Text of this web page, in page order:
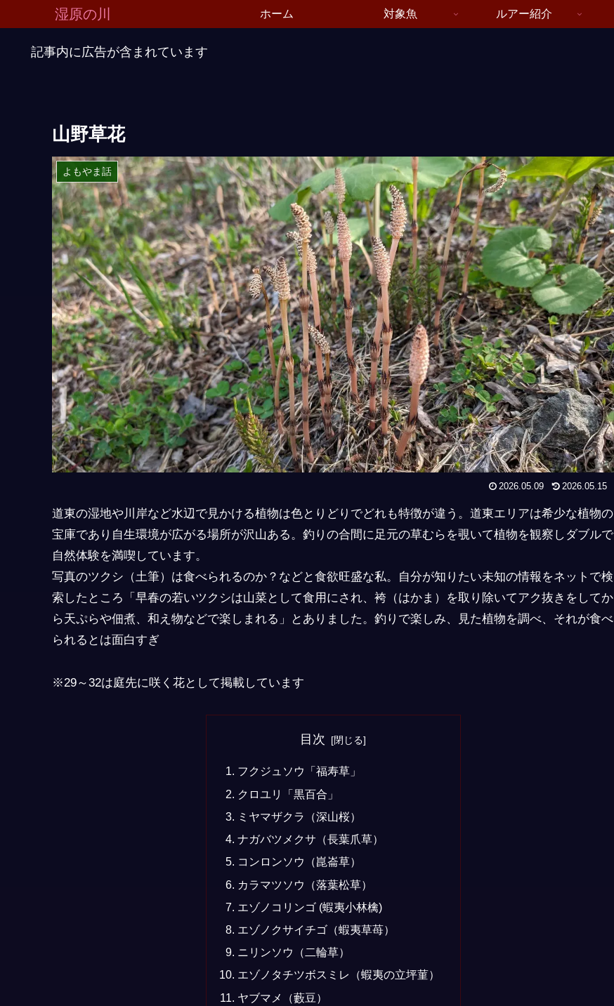
湿原の川 ホーム 対象魚 ルアー紹介
記事内に広告が含まれています
山野草花
よもやま話
2026.05.09 2026.05.15
道東の湿地や川岸など水辺で見かける植物は色とりどりでどれも特徴が違う。道東エリアは希少な植物の
宝庫であり自生環境が広がる場所が沢山ある。釣りの合間に足元の草むらを覗いて植物を観察しダブルで
自然体験を満喫しています。
写真のツクシ（土筆）は食べられるのか？などと食欲旺盛な私。自分が知りたい未知の情報をネットで検
索したところ「早春の若いツクシは山菜として食用にされ、袴（はかま）を取り除いてアク抜きをしてか
ら天ぷらや佃煮、和え物などで楽しまれる」とありました。釣りで楽しみ、見た植物を調べ、それが食べ
られるとは面白すぎ
※29～32は庭先に咲く花として掲載しています
目次
フクジュソウ「福寿草」
クロユリ「黒百合」
ミヤマザクラ（深山桜）
ナガバツメクサ（長葉爪草）
コンロンソウ（崑崙草）
カラマツソウ（落葉松草）
エゾノコリンゴ (蝦夷小林檎)
エゾノクサイチゴ（蝦夷草苺）
ニリンソウ（二輪草）
エゾノタチツボスミレ（蝦夷の立坪菫）
ヤブマメ（藪豆）